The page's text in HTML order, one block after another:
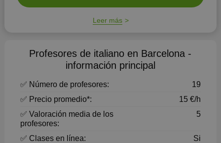
Leer más
Profesores de italiano en Barcelona -
información principal
✅ Número de profesores:
19
✅ Precio promedio*:
15 €/h
✅ Valoración media de los
profesores:
5
✅ Clases en línea:
Si